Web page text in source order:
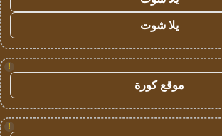
يلا شوت
!
موقع كورة
!